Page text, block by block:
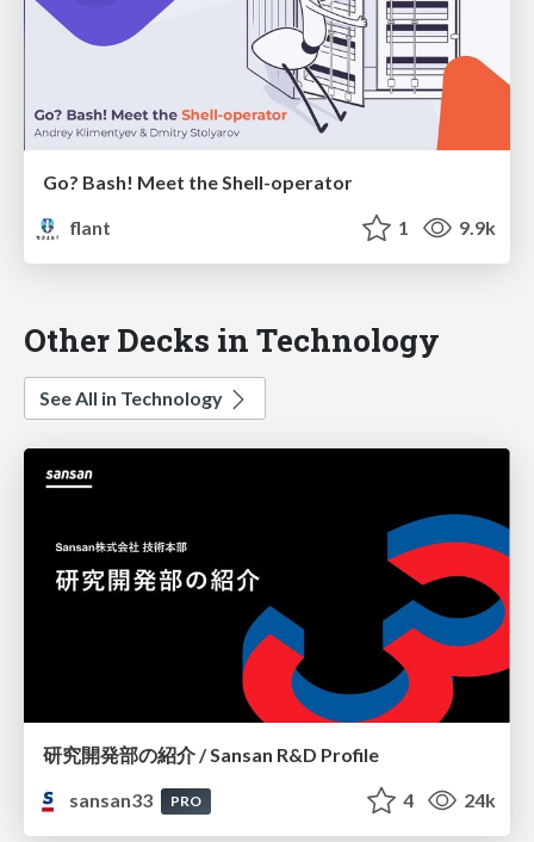
Go? Bash! Meet the Shell-operator
flant
1 9.9k
Other Decks in Technology
See All in Technology
研究開発部の紹介 / Sansan R&D Profile
sansan33
PRO 4 24k